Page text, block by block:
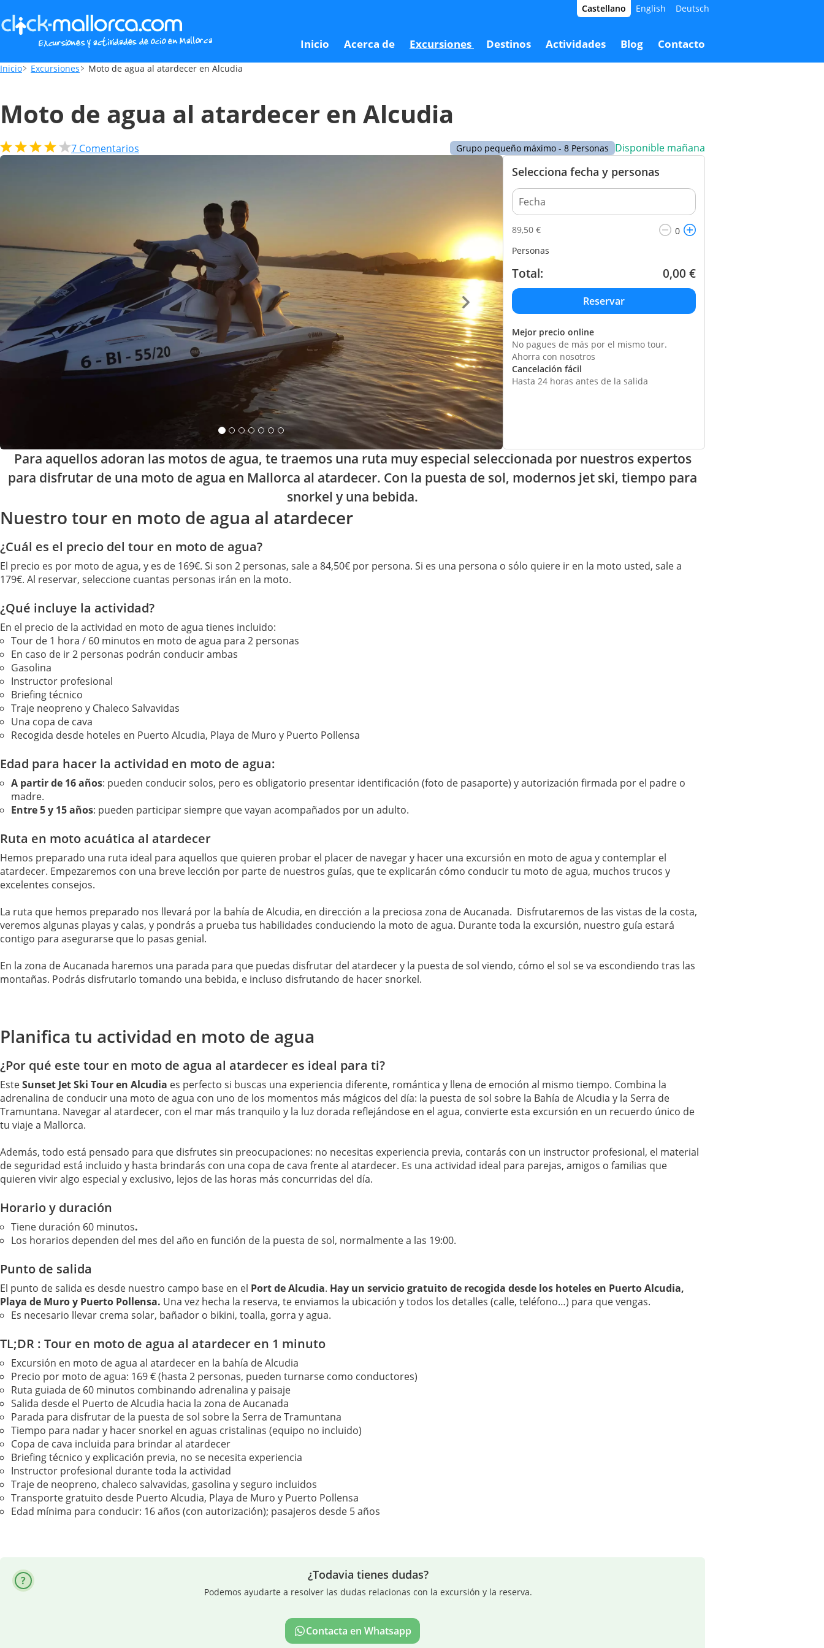
Inicio Acerca de Excursiones Destinos Actividades Blog Contacto
Castellano English Deutsch
Moto de agua al atardecer en Alcudia 89,50 € 89,50 € Reservar
Inicio Excursiones Moto de agua al atardecer en Alcudia
Moto de agua al atardecer en Alcudia
7 Comentarios Grupo pequeño máximo - 8 Personas Disponible mañana
Selecciona fecha y personas
89,50 €
Personas
Total: 0,00 €
Mejor precio online
No pagues de más por el mismo tour.
Ahorra con nosotros
Cancelación fácil
Hasta 24 horas antes de la salida
Para aquellos adoran las motos de agua, te traemos una ruta muy especial seleccionada por nuestros expertos
para disfrutar de una moto de agua en Mallorca al atardecer. Con la puesta de sol, modernos jet ski, tiempo para
snorkel y una bebida.
Nuestro tour en moto de agua al atardecer
¿Cuál es el precio del tour en moto de agua?
El precio es por moto de agua, y es de 169€. Si son 2 personas, sale a 84,50€ por persona. Si es una persona o sólo quiere ir en la moto usted, sale a
179€. Al reservar, seleccione cuantas personas irán en la moto.
¿Qué incluye la actividad?
En el precio de la actividad en moto de agua tienes incluido:
Tour de 1 hora / 60 minutos en moto de agua para 2 personas
En caso de ir 2 personas podrán conducir ambas
Gasolina
Instructor profesional
Briefing técnico
Traje neopreno y Chaleco Salvavidas
Una copa de cava
Recogida desde hoteles en Puerto Alcudia, Playa de Muro y Puerto Pollensa
Edad para hacer la actividad en moto de agua:
A partir de 16 años: pueden conducir solos, pero es obligatorio presentar identificación (foto de pasaporte) y autorización firmada por el padre o
madre.
Entre 5 y 15 años: pueden participar siempre que vayan acompañados por un adulto.
Ruta en moto acuática al atardecer
Hemos preparado una ruta ideal para aquellos que quieren probar el placer de navegar y hacer una excursión en moto de agua y contemplar el
atardecer. Empezaremos con una breve lección por parte de nuestros guías, que te explicarán cómo conducir tu moto de agua, muchos trucos y
excelentes consejos.
La ruta que hemos preparado nos llevará por la bahía de Alcudia, en dirección a la preciosa zona de Aucanada. Disfrutaremos de las vistas de la costa,
veremos algunas playas y calas, y pondrás a prueba tus habilidades conduciendo la moto de agua. Durante toda la excursión, nuestro guía estará
contigo para asegurarse que lo pasas genial.
En la zona de Aucanada haremos una parada para que puedas disfrutar del atardecer y la puesta de sol viendo, cómo el sol se va escondiendo tras las
montañas. Podrás disfrutarlo tomando una bebida, e incluso disfrutando de hacer snorkel.
Planifica tu actividad en moto de agua
¿Por qué este tour en moto de agua al atardecer es ideal para ti?
EsteSunset Jet Ski Tour en Alcudia es perfecto si buscas una experiencia diferente, romántica y llena de emoción al mismo tiempo. Combina la
adrenalina de conducir una moto de agua con uno de los momentos más mágicos del día: la puesta de sol sobre la Bahía de Alcudia y la Serra de
Tramuntana. Navegar al atardecer, con el mar más tranquilo y la luz dorada reflejándose en el agua, convierte esta excursión en un recuerdo único de
tu viaje a Mallorca.
Además, todo está pensado para que disfrutes sin preocupaciones: no necesitas experiencia previa, contarás con un instructor profesional, el material
de seguridad está incluido y hasta brindarás con una copa de cava frente al atardecer. Es una actividad ideal para parejas, amigos o familias que
quieren vivir algo especial y exclusivo, lejos de las horas más concurridas del día.
Horario y duración
Tiene duración 60 minutos.
Los horarios dependen del mes del año en función de la puesta de sol, normalmente a las 19:00.
Punto de salida
El punto de salida es desde nuestro campo base en el Port de Alcudia. Hay un servicio gratuito de recogida desde los hoteles en Puerto Alcudia,
Playa de Muro y Puerto Pollensa. Una vez hecha la reserva, te enviamos la ubicación y todos los detalles (calle, teléfono…) para que vengas.
Es necesario llevar crema solar, bañador o bikini, toalla, gorra y agua.
TL;DR : Tour en moto de agua al atardecer en 1 minuto
Excursión en moto de agua al atardecer en la bahía de Alcudia
Precio por moto de agua: 169 € (hasta 2 personas, pueden turnarse como conductores)
Ruta guiada de 60 minutos combinando adrenalina y paisaje
Salida desde el Puerto de Alcudia hacia la zona de Aucanada
Parada para disfrutar de la puesta de sol sobre la Serra de Tramuntana
Tiempo para nadar y hacer snorkel en aguas cristalinas (equipo no incluido)
Copa de cava incluida para brindar al atardecer
Briefing técnico y explicación previa, no se necesita experiencia
Instructor profesional durante toda la actividad
Traje de neopreno, chaleco salvavidas, gasolina y seguro incluidos
Transporte gratuito desde Puerto Alcudia, Playa de Muro y Puerto Pollensa
Edad mínima para conducir: 16 años (con autorización); pasajeros desde 5 años
¿Todavia tienes dudas?
Podemos ayudarte a resolver las dudas relacionas con la excursión y la reserva.
Contacta en Whatsapp